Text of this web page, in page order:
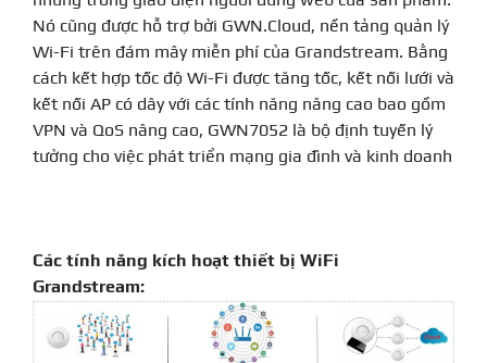
Nó cũng được hỗ trợ bởi GWN.Cloud, nền tảng quản lý
Wi-Fi trên đám mây miễn phí của Grandstream. Bằng
cách kết hợp tốc độ Wi-Fi được tăng tốc, kết nối lưới và
kết nối AP có dây với các tính năng nâng cao bao gồm
VPN và QoS nâng cao, GWN7052 là bộ định tuyến lý
tưởng cho việc phát triển mạng gia đình và kinh doanh
Các tính năng kích hoạt thiết bị WiFi
Grandstream: